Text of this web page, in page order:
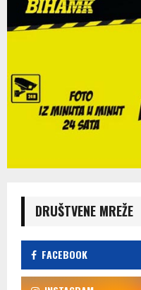
DRUŠTVENE MREŽE
FACEBOOK